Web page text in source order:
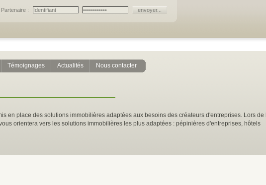
Partenaire :
Témoignages Actualités Nous contacter
en place des solutions immobilières adaptées aux besoins des créateurs d'entreprises. Lors
orientera vers les solutions immobilières les plus adaptées : pépinières d'entreprises, hôtels